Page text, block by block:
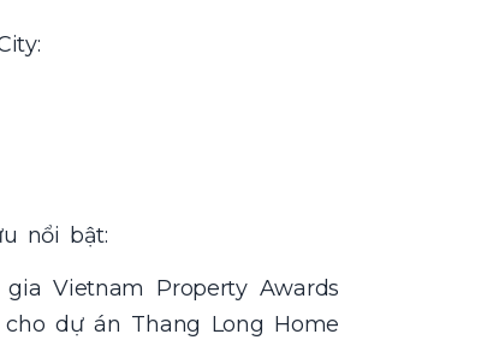
nổi bật:
Vietnam Property Awards
dự án Thang Long Home